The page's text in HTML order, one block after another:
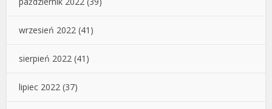
wrzesień 2022 (41)
sierpień 2022 (41)
lipiec 2022 (37)